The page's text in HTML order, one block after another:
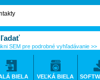
SEM pre podrobné vyhľadávanie >>
BIELA
VEĽKÁ BIELA